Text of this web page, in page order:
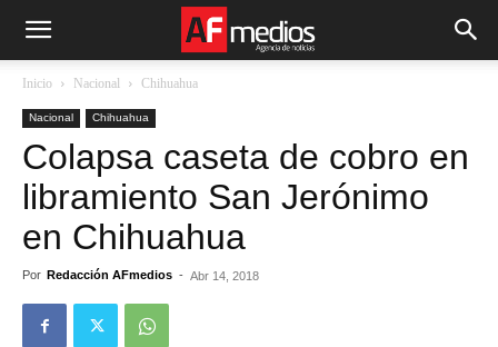
Inicio Nacional Chihuahua
Nacional Chihuahua
Colapsa caseta de cobro en
libramiento San Jerónimo
en Chihuahua
Por Redacción AFmedios - Abr 14, 2018